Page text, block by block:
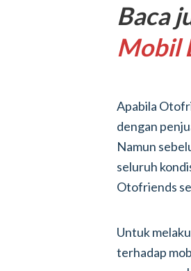
Baca
Mobil
Apabila
dengan
Namun
seluruh
Otofriends
Untuk
terhadap